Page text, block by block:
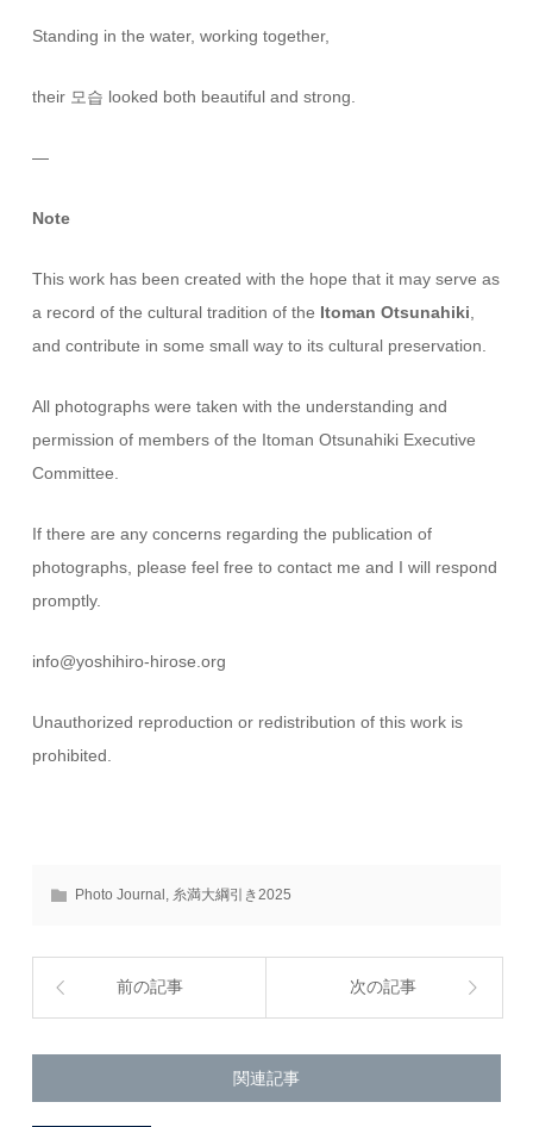
Standing in the water, working together,
their 모습 looked both beautiful and strong.
—
Note
This work has been created with the hope that it may serve as
a record of the cultural tradition of the Itoman Otsunahiki
and contribute in some small way to its cultural preservation.
All photographs were taken with the understanding and
permission of members of the Itoman Otsunahiki Executive
Committee.
If there are any concerns regarding the publication of
photographs, please feel free to contact me and I will respond
promptly.
info@yoshihiro-hirose.org
Unauthorized reproduction or redistribution of this work is
prohibited.
Photo Journal , 糸満大綱引き2025
前の記事 次の記事
関連記事